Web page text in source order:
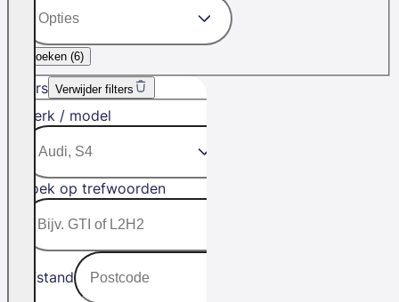
Zoeken (6)
Filters Verwijder filters
Merk / model
Zoek op trefwoorden
Afstand